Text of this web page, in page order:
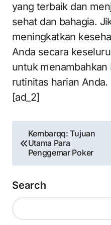
yang terbaik dan
sehat dan bahagia.
meningkatkan
Anda secara
untuk menambahkan
rutinitas harian Anda.
[ad_2]
Post
navigation
Kembarqq: Tujuan
Utama Para
Penggemar Poker
Search